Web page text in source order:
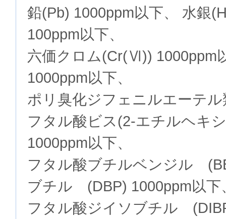
鉛(Pb) 1000ppm以下、 水銀
100ppm以下、
六価クロム(Cr(Ⅵ)) 1000ppm
1000ppm以下、
ポリ臭化ジフェニルエーテ
フタル酸ビス(2-エチルヘ
1000ppm以下、
フタル酸ブチルベンジル
ブチル (DBP) 1000ppm以下
フタル酸ジイソブチル